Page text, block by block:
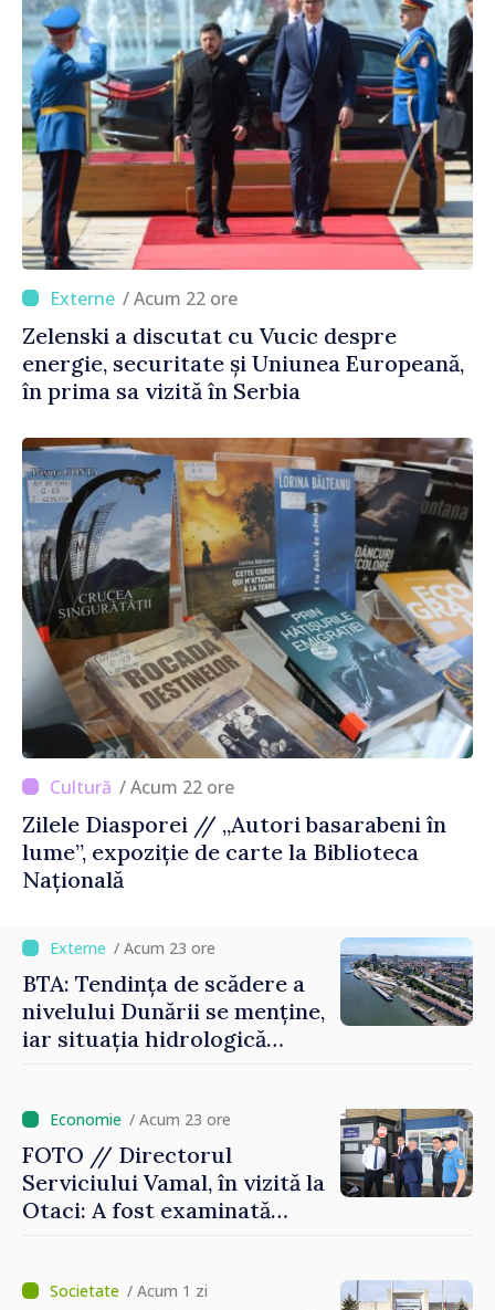
/ Acum 22 ore
Zelenski a discutat cu Vucic despre
energie, securitate și Uniunea Europeană,
în prima sa vizită în Serbia
/ Acum 22 ore
Zilele Diasporei // „Autori basarabeni în
lume”, expoziție de carte la Biblioteca
Națională
/ Acum 23 ore
BTA: Tendința de scădere a
nivelului Dunării se menține,
iar situația hidrologică
/ Acum 23 ore
FOTO // Directorul
Serviciului Vamal, în vizită la
Otaci: A fost examinată
performant/ Acum 1 zi